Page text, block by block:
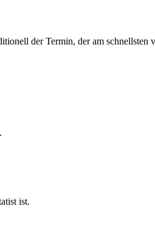
der Termin, der am schnellsten
ist.